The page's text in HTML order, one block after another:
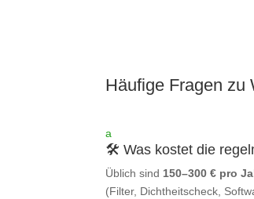
Häufige Fragen zu
a
🛠️ Was kostet die
Üblich sind 150–300 € pro
(Filter, Dichtheitscheck,